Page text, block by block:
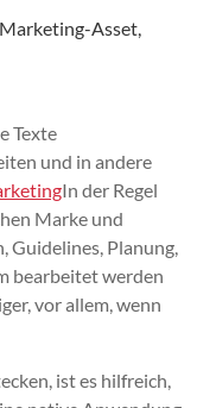
Asset,
Texte
und in andere
In der Regel
Marke und
Guidelines, Planung,
bearbeitet werden
vor allem, wenn
ist es hilfreich,